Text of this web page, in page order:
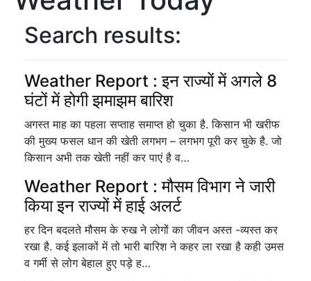
Search results:
Weather Report : इन राज्यों में अगले 8
घंटों में होगी झमाझम बारिश
अगस्त माह का पहला सप्ताह समाप्त हो चुका है. किसान भी खरीफ
की मुख्य फसल धान की खेती लगभग – लगभग पूरी कर चुके है. जो
किसान अभी तक खेती नहीं कर पाएं है व…
Weather Report : मौसम विभाग ने जारी
किया इन राज्यों में हाई अलर्ट
हर दिन बदलते मौसम के रुख ने लोगों का जीवन अस्त -व्यस्त कर
रखा है. कई इलाकों में तो भारी बारिश ने कहर ला रखा है कही उमस
व गर्मी से लोग बेहाल हुए पड़े ह…